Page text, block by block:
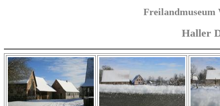
Freilandmuseum
Haller